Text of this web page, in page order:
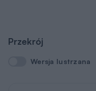
Przekrój
Wersja lustrzana
Wersja lustrzana